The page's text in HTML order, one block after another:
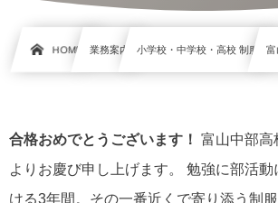
HOME 業務案内 小学校・中学校・高校 制服 富
合格おめでとうございます！ 富山中部高
よりお慶び申し上げます。 勉強に部活
ける3年間。その一番近くで寄り添う制